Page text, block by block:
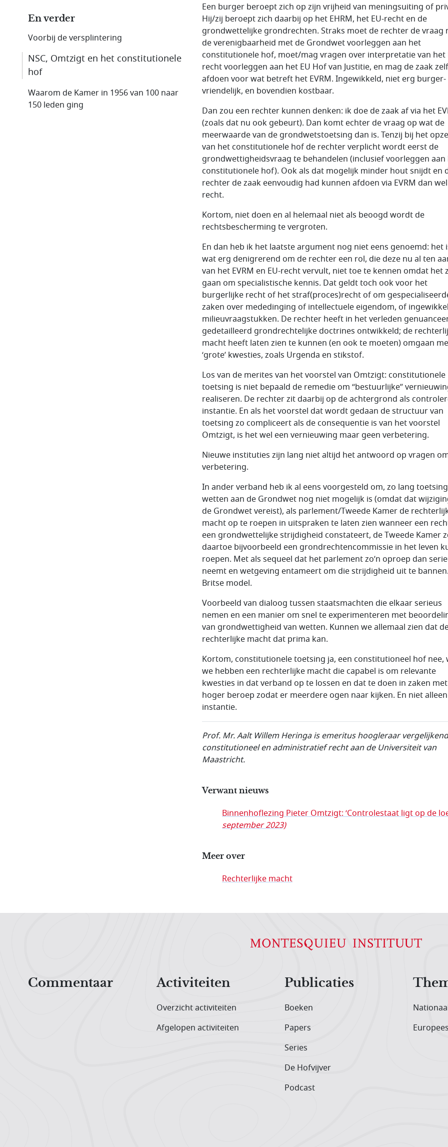
Een burger beroept zich op zijn vrijheid van meningsuiting of
Hij/zij beroept zich daarbij op het EHRM, het EU-recht en de
grondwettelijke grondrechten. Straks moet de rechter de vraag
de verenigbaarheid met de Grondwet voorleggen aan het
constitutionele hof, moet/mag vragen over interpretatie van het
recht voorleggen aan het EU Hof van Justitie, en mag de zaak zelf
afdoen voor wat betreft het EVRM. Ingewikkeld, niet erg burger-
vriendelijk, en bovendien kostbaar.
Dan zou een rechter kunnen denken: ik doe de zaak af via het
(zoals dat nu ook gebeurt). Dan komt echter de vraag op wat de
meerwaarde van de grondwetstoetsing dan is. Tenzij bij het
van het constitutionele hof de rechter verplicht wordt eerst de
grondwettigheidsvraag te behandelen (inclusief voorleggen aan
constitutionele hof). Ook als dat mogelijk minder hout snijdt en
rechter de zaak eenvoudig had kunnen afdoen via EVRM dan
recht.
Kortom, niet doen en al helemaal niet als beoogd wordt de
rechtsbescherming te vergroten.
En dan heb ik het laatste argument nog niet eens genoemd: het
wat erg denigrerend om de rechter een rol, die deze nu al ten
van het EVRM en EU-recht vervult, niet toe te kennen omdat het
gaan om specialistische kennis. Dat geldt toch ook voor het
burgerlijke recht of het straf(proces)recht of om
zaken over mededinging of intellectuele eigendom, of
milieuvraagstukken. De rechter heeft in het verleden
gedetailleerd grondrechtelijke doctrines ontwikkeld; de
macht heeft laten zien te kunnen (en ook te moeten) omgaan
‘grote’ kwesties, zoals Urgenda en stikstof.
Los van de merites van het voorstel van Omtzigt: constitutionele
toetsing is niet bepaald de remedie om “bestuurlijke”
realiseren. De rechter zit daarbij op de achtergrond als
instantie. En als het voorstel dat wordt gedaan de structuur van
toetsing zo compliceert als de consequentie is van het voorstel
Omtzigt, is het wel een vernieuwing maar geen verbetering.
Nieuwe instituties zijn lang niet altijd het antwoord op vragen
verbetering.
In ander verband heb ik al eens voorgesteld om, zo lang
wetten aan de Grondwet nog niet mogelijk is (omdat dat
de Grondwet vereist), als parlement/Tweede Kamer de
macht op te roepen in uitspraken te laten zien wanneer een
een grondwettelijke strijdigheid constateert, de Tweede Kamer
daartoe bijvoorbeeld een grondrechtencommissie in het leven
roepen. Met als sequeel dat het parlement zo’n oproep dan
neemt en wetgeving entameert om die strijdigheid uit te
Britse model.
Voorbeeld van dialoog tussen staatsmachten die elkaar serieus
nemen en een manier om snel te experimenteren met
van grondwettigheid van wetten. Kunnen we allemaal zien dat
rechterlijke macht dat prima kan.
Kortom, constitutionele toetsing ja, een constitutioneel hof nee,
we hebben een rechterlijke macht die capabel is om relevante
kwesties in dat verband op te lossen en dat te doen in zaken met
hoger beroep zodat er meerdere ogen naar kijken. En niet
instantie.
Prof. Mr. Aalt Willem Heringa is emeritus hoogleraar vergelijkend
constitutioneel en administratief recht aan de Universiteit van
Maastricht.
Verwant nieuws
Binnenhoflezing Pieter Omtzigt: ‘Controlestaat ligt op de
september 2023)
Meer over
Rechterlijke macht
En verder
Voorbij de versplintering
NSC, Omtzigt en het constitutionele
hof
Waarom de Kamer in 1956 van 100 naar
150 leden ging
Commentaar
Activiteiten
Overzicht activiteiten
Afgelopen activiteiten
Publicaties
Boeken
Papers
Series
De Hofvijver
Podcast
Europees